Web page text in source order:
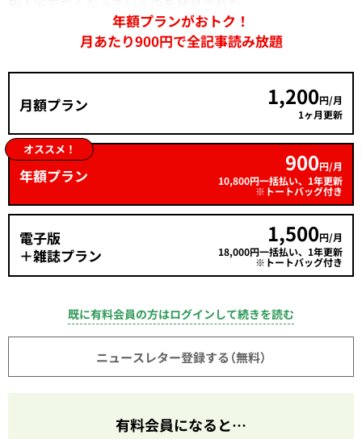
年額プランがおトク！
月あたり900円で全記事読み放題
月額プラン 1,200円/月
1ヶ月更新
オススメ！
年額プラン 900円/月
10,800円一括払い、1年更新
※トートバッグ付き
電子版
＋雑誌プラン
1,500円/月
18,000円一括払い、1年更新
※トートバッグ付き
既に有料会員の方はログインして続きを読む
ニュースレター登録する（無料）
有料会員になると…